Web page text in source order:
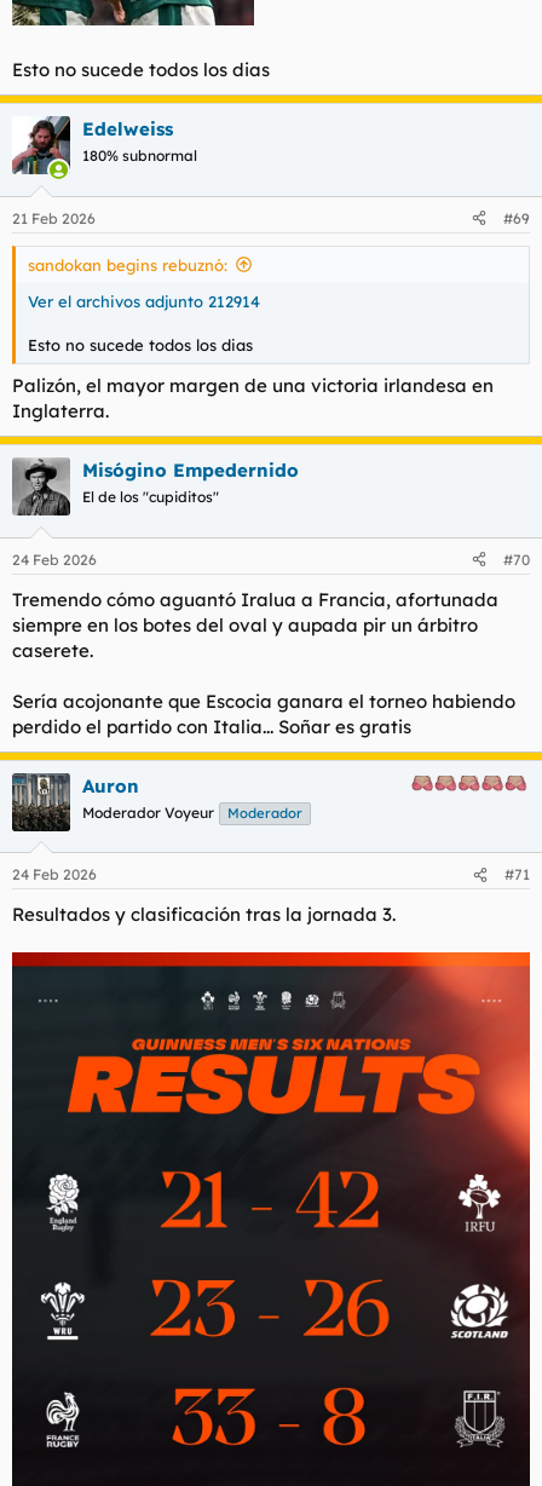
Esto no sucede todos los dias
Edelweiss
180% subnormal
21 Feb 2026 #69
sandokan begins rebuznó:
Ver el archivos adjunto 212914
Esto no sucede todos los dias
Palizón, el mayor margen de una victoria irlandesa en
Inglaterra.
Misógino Empedernido
El de los "cupiditos"
24 Feb 2026 #70
Tremendo cómo aguantó Iralua a Francia, afortunada
siempre en los botes del oval y aupada pir un árbitro
caserete.
Sería acojonante que Escocia ganara el torneo habiendo
perdido el partido con Italia... Soñar es gratis
Auron
Moderador Voyeur Moderador
24 Feb 2026 #71
Resultados y clasificación tras la jornada 3.